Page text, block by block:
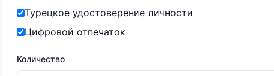
Турецкое удостоверение личности
Цифровой отпечаток
Количество